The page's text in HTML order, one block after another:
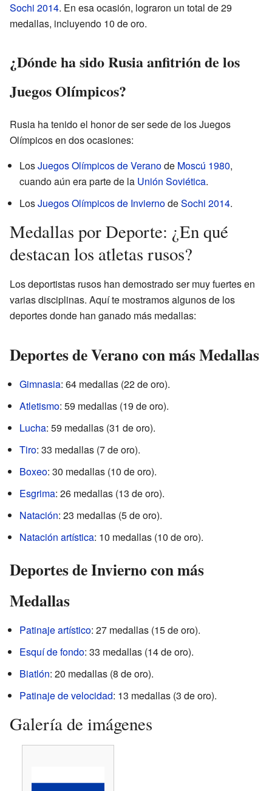
Sochi 2014. En esa ocasión, lograron un total de 29
medallas, incluyendo 10 de oro.
¿Dónde ha sido Rusia anfitrión de los
Juegos Olímpicos?
Rusia ha tenido el honor de ser sede de los Juegos
Olímpicos en dos ocasiones:
LosJuegos Olímpicos de Veranode Moscú 1980,
cuando aún era parte de la Unión Soviética.
LosJuegos Olímpicos de InviernodeSochi 2014.
Medallas por Deporte: ¿En qué
destacan los atletas rusos?
Los deportistas rusos han demostrado ser muy fuertes en
varias disciplinas. Aquí te mostramos algunos de los
deportes donde han ganado más medallas:
Deportes de Verano con más Medallas
Gimnasia: 64 medallas (22 de oro).
Atletismo: 59 medallas (19 de oro).
Lucha: 59 medallas (31 de oro).
Tiro: 33 medallas (7 de oro).
Boxeo: 30 medallas (10 de oro).
Esgrima: 26 medallas (13 de oro).
Natación: 23 medallas (5 de oro).
Natación artística: 10 medallas (10 de oro).
Deportes de Invierno con más
Medallas
Patinaje artístico: 27 medallas (15 de oro).
Esquí de fondo: 33 medallas (14 de oro).
Biatlón: 20 medallas (8 de oro).
Patinaje de velocidad: 13 medallas (3 de oro).
Galería de imágenes